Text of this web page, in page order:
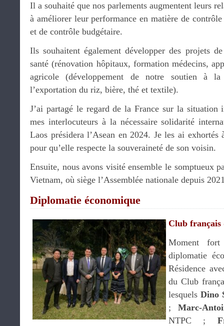
Il a souhaité que nos parlements augmentent leurs
à améliorer leur performance en matière de
et de contrôle budgétaire.
Ils souhaitent également développer des projets
santé (rénovation hôpitaux, formation médecins,
agricole (développement de notre soutien à
l’exportation du riz, bière, thé et textile).
J’ai partagé le regard de la France sur la situation
mes interlocuteurs à la nécessaire solidarité
Laos présidera l’Asean en 2024. Je les ai
pour qu’elle respecte la souveraineté de son voisin.
Ensuite, nous avons visité ensemble le somptueux
Vietnam, où siège l’Assemblée nationale depuis
Diplomatie économique
Club français
Moment
diplomatie
Résidence
du Club
lesquels Dino
;Marc-
NTPC ;